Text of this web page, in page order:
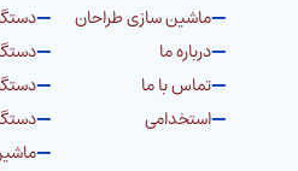
ماشین سازی طراحان
درباره ما
تماس با ما
استخدامی